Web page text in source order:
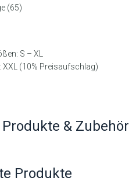
(65)
S – XL
XXL (10% Preisaufschlag)
& Zubehör
Produkte